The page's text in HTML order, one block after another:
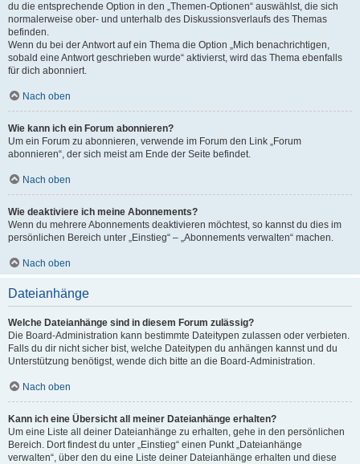
du die entsprechende Option in den „Themen-Optionen“ auswählst, die sich
normalerweise ober- und unterhalb des Diskussionsverlaufs des Themas
befinden.
Wenn du bei der Antwort auf ein Thema die Option „Mich benachrichtigen,
sobald eine Antwort geschrieben wurde“ aktivierst, wird das Thema ebenfalls
für dich abonniert.
Nach oben
Wie kann ich ein Forum abonnieren?
Um ein Forum zu abonnieren, verwende im Forum den Link „Forum
abonnieren“, der sich meist am Ende der Seite befindet.
Nach oben
Wie deaktiviere ich meine Abonnements?
Wenn du mehrere Abonnements deaktivieren möchtest, so kannst du dies im
persönlichen Bereich unter „Einstieg“ – „Abonnements verwalten“ machen.
Nach oben
Dateianhänge
Welche Dateianhänge sind in diesem Forum zulässig?
Die Board-Administration kann bestimmte Dateitypen zulassen oder verbieten.
Falls du dir nicht sicher bist, welche Dateitypen du anhängen kannst und du
Unterstützung benötigst, wende dich bitte an die Board-Administration.
Nach oben
Kann ich eine Übersicht all meiner Dateianhänge erhalten?
Um eine Liste all deiner Dateianhänge zu erhalten, gehe in den persönlichen
Bereich. Dort findest du unter „Einstieg“ einen Punkt „Dateianhänge
verwalten“, über den du eine Liste deiner Dateianhänge erhalten und diese